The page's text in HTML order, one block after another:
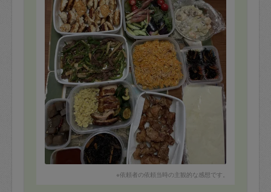
※依頼者の依頼当時の主観的な感想です。